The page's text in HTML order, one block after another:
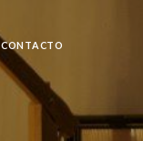
CONTACTO